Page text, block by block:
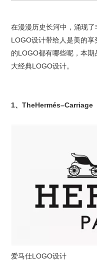
在漫漫历史长河中，涌现了
LOGO设计带给人是美的
的LOGO都有哪些呢，本
大经典LOGO设计。
1、TheHermés–Carriage
爱马仕LOGO设计